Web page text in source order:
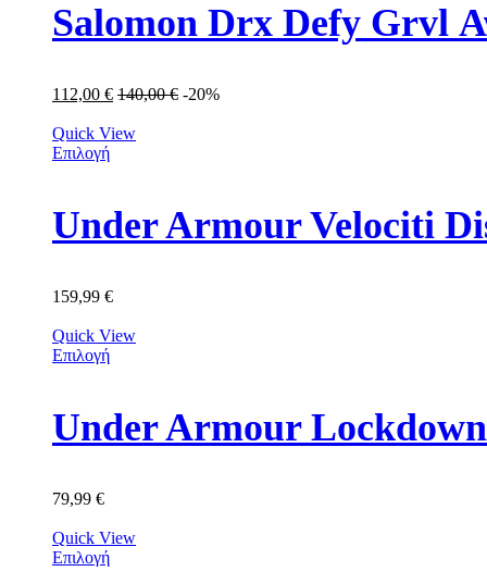
Salomon Drx Defy Grvl
112,00 € 140,00€ -20%
Quick View
Επιλογή
159,99 €
Quick View
Επιλογή
Under Armour
79,99 €
Quick View
Επιλογή